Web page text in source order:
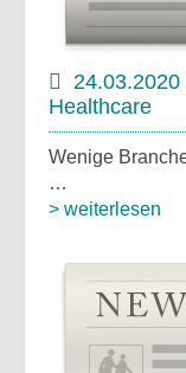
Healthcare
Wenige
…
> weiterlesen